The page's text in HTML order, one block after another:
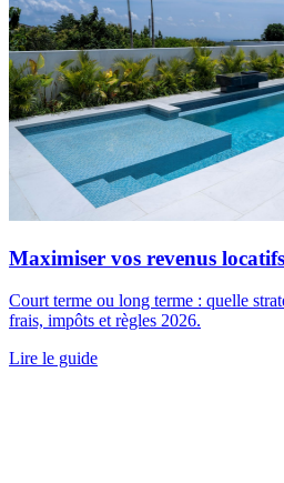
Maximiser vos revenus locatifs
Court terme ou long terme : quelle
frais, impôts et règles 2026.
Lire le guide